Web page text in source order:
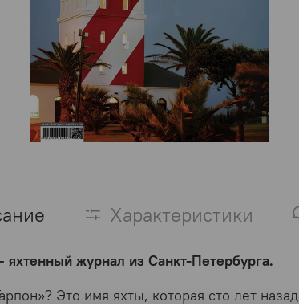
Характеристики
яхтенный журнал из Санкт-Петербурга.
Это имя яхты, которая сто лет